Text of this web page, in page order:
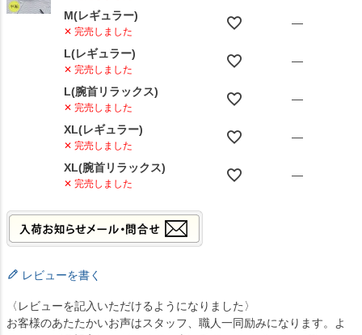
M(レギュラー)
✕ 完売しました
—
L(レギュラー)
✕ 完売しました
—
L(腕首リラックス)
✕ 完売しました
—
XL(レギュラー)
✕ 完売しました
—
XL(腕首リラックス)
✕ 完売しました
—
レビューを書く
〈レビューを記入いただけるようになりました〉
お客様のあたたかいお声はスタッフ、職人一同励みになります。よ